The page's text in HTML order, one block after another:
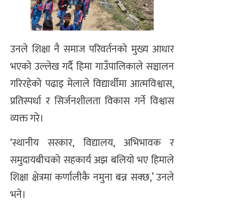
उनले शिक्षा नै समाज परिवर्तनको मुख्य आधार
भएको उल्लेख गर्दै हिमा गाउँपालिकाले सञ्चालन
गरिरहेको पढाइ मेलाले विद्यार्थीमा आत्मविश्वास,
प्रतिस्पर्धा र सिर्जनशीलता विकास गर्ने विश्वास
व्यक्त गरे।
‘स्थानीय सरकार, विद्यालय, अभिभावक र
समुदायबीचको सहकार्य अझ बलियो भए हिमाले
शिक्षा क्षेत्रमा कर्णालीकै नमुना बन्न सक्छ,’ उनले
भने।